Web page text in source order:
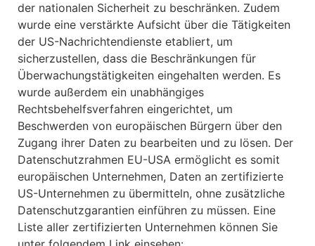
der nationalen Sicherheit zu beschränken. Zudem
wurde eine verstärkte Aufsicht über die Tätigkeiten
der US-Nachrichtendienste etabliert, um
sicherzustellen, dass die Beschränkungen für
Überwachungstätigkeiten eingehalten werden. Es
wurde außerdem ein unabhängiges
Rechtsbehelfsverfahren eingerichtet, um
Beschwerden von europäischen Bürgern über den
Zugang ihrer Daten zu bearbeiten und zu lösen. Der
Datenschutzrahmen EU-USA ermöglicht es somit
europäischen Unternehmen, Daten an zertifizierte
US-Unternehmen zu übermitteln, ohne zusätzliche
Datenschutzgarantien einführen zu müssen. Eine
Liste aller zertifizierten Unternehmen können Sie